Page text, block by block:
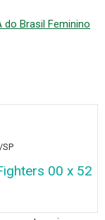
do Brasil Feminino
00 x 52